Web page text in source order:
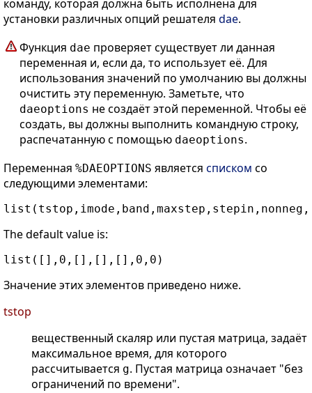
команду, которая должна быть исполнена для
установки различных опций решателя dae.
Функция dae проверяет существует ли данная
переменная и, если да, то использует её. Для
использования значений по умолчанию вы должны
очистить эту переменную. Заметьте, что
daeoptions не создаёт этой переменной. Чтобы её
создать, вы должны выполнить командную строку,
распечатанную с помощью daeoptions.
Переменная %DAEOPTIONS является списком со
следующими элементами:
The default value is:
Значение этих элементов приведено ниже.
tstop
вещественный скаляр или пустая матрица, задаёт
максимальное время, для которого
рассчитывается g. Пустая матрица означает "без
ограничений по времени".